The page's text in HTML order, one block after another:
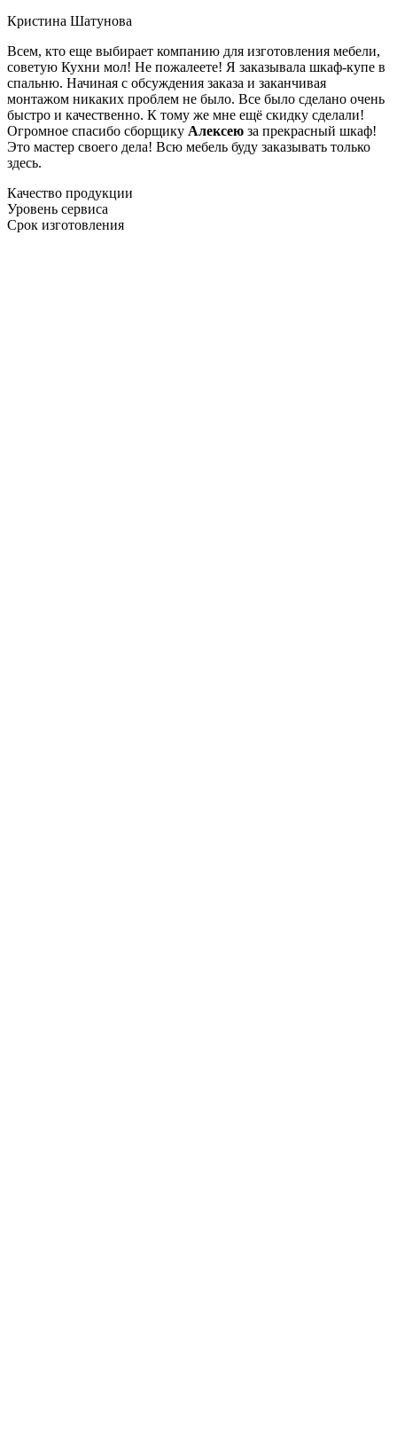
Кристина Шатунова
Всем, кто еще выбирает компанию для изготовления мебели,
советую Кухни мол! Не пожалеете! Я заказывала шкаф-купе в
спальню. Начиная с обсуждения заказа и заканчивая
монтажом никаких проблем не было. Все было сделано очень
быстро и качественно. К тому же мне ещё скидку сделали!
Огромное спасибо сборщику Алексею за прекрасный шкаф!
Это мастер своего дела! Всю мебель буду заказывать только
здесь.
Качество продукции
Уровень сервиса
Срок изготовления